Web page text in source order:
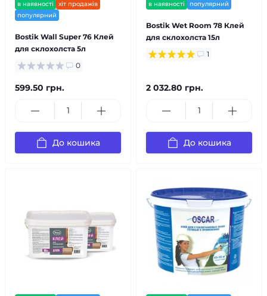
в наявності
хіт продажів
популярний
Bostik Wall Super 76 Клей
для склохолста 5л
0
599.50 грн.
До кошика
в наявності популярний
Bostik Wet Room 78 Клей
для склохолста 15л
1
2 032.80 грн.
До кошика